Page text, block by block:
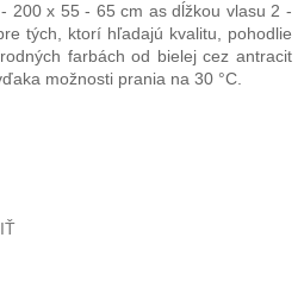
200 x 55 - 65 cm as dĺžkou vlasu 2 -
tých, ktorí hľadajú kvalitu, pohodlie
farbách od bielej cez antracit
možnosti prania na 30 °C.